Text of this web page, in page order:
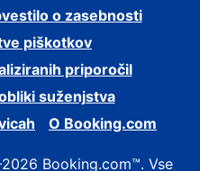
o zasebnosti
piškotkov
priporočil
suženjstva
O Booking.com
Booking.com™. Vse